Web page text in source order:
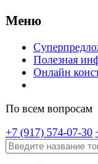
Меню
Полезная
Онлайн
По всем вопросам
+7 (917) 574-07-30